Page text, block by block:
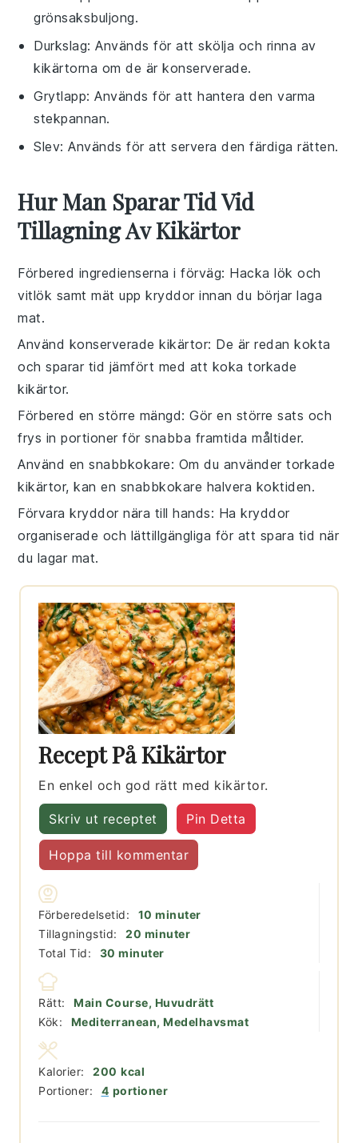
grönsaksbuljong.
Durkslag: Används för att skölja och rinna av
kikärtorna om de är konserverade.
Grytlapp: Används för att hantera den varma
stekpannan.
Slev: Används för att servera den färdiga rätten.
Hur Man Sparar Tid Vid
Tillagning Av Kikärtor
Förbered ingredienserna i förväg: Hacka lök och
vitlök samt mät upp kryddor innan du börjar laga
mat.
Använd konserverade kikärtor: De är redan kokta
och sparar tid jämfört med att koka torkade
kikärtor.
Förbered en större mängd: Gör en större sats och
frys in portioner för snabba framtida måltider.
Använd en snabbkokare: Om du använder torkade
kikärtor, kan en snabbkokare halvera koktiden.
Förvara kryddor nära till hands: Ha kryddor
organiserade och lättillgängliga för att spara tid när
du lagar mat.
Recept På Kikärtor
En enkel och god rätt med kikärtor.
Skriv ut receptet Pin Detta
Hoppa till kommentar
Förberedelsetid: 10 minuter
minuter
Tillagningstid:
20 minuter
minuter
Total Tid:
30 minuter
minuter
Rätt:
Main Course, Huvudrätt
Kök:
Mediterranean, Medelhavsmat
Portioner: 4 portioner
Kalorier: 200 kcal